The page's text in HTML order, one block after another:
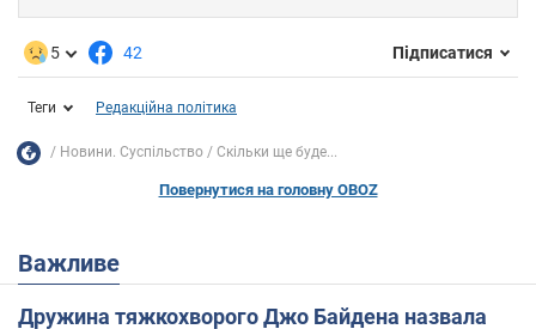
5 42 Підписатися
Теги Редакційна політика
Новини. Суспільство Скільки ще буде...
Повернутися на головну OBOZ
Важливе
Дружина тяжкохворого Джо Байдена назвала